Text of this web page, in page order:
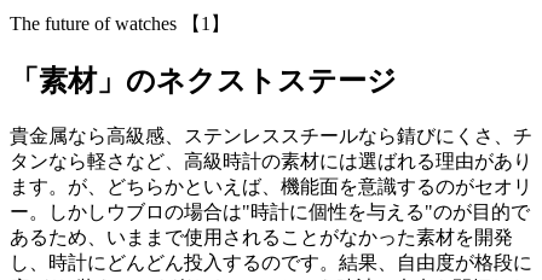
The future of watches 【1】
「素材」のネクストステージ
貴金属なら高級感、ステンレススチールなら錆びにくさ、チ
タンなら軽さなど、高級時計の素材には選ばれる理由があり
ます。が、どちらかといえば、機能面を意識するのがセオリ
ー。しかしウブロの場合は"時計に個性を与える"のが目的で
あるため、いままで使用されることがなかった素材を開発
し、時計にどんどん投入するのです。結果、自由度が格段に